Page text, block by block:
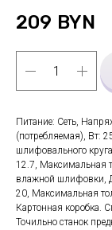
209 BYN
Питание: Сеть,
(потребляемая), Вт:
шлифовального
12.7, Максимальная
влажной шлифовки,
20, Максимальная
Картонная коробка.
Точильно станок